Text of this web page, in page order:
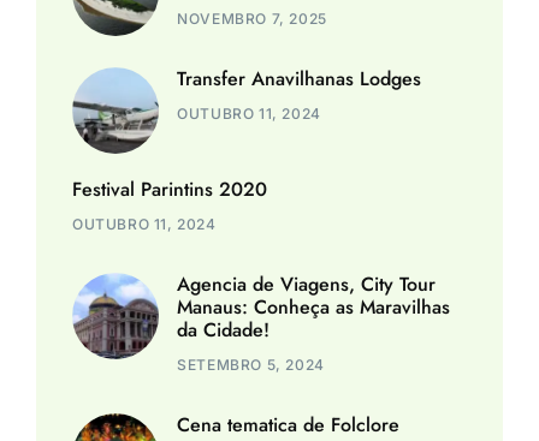
NOVEMBRO 7, 2025
Transfer Anavilhanas Lodges
OUTUBRO 11, 2024
Festival Parintins 2020
OUTUBRO 11, 2024
Agencia de Viagens, City Tour
Manaus: Conheça as Maravilhas
da Cidade!
SETEMBRO 5, 2024
Cena tematica de Folclore